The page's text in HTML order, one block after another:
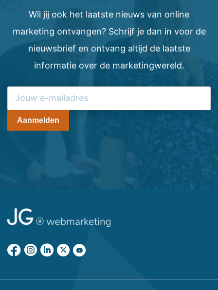
Wil jij ook het laatste nieuws van online
marketing ontvangen? Schrijf je dan in voor de
nieuwsbrief en ontvang altijd de laatste
informatie over de marketingwereld.
Aanmelden